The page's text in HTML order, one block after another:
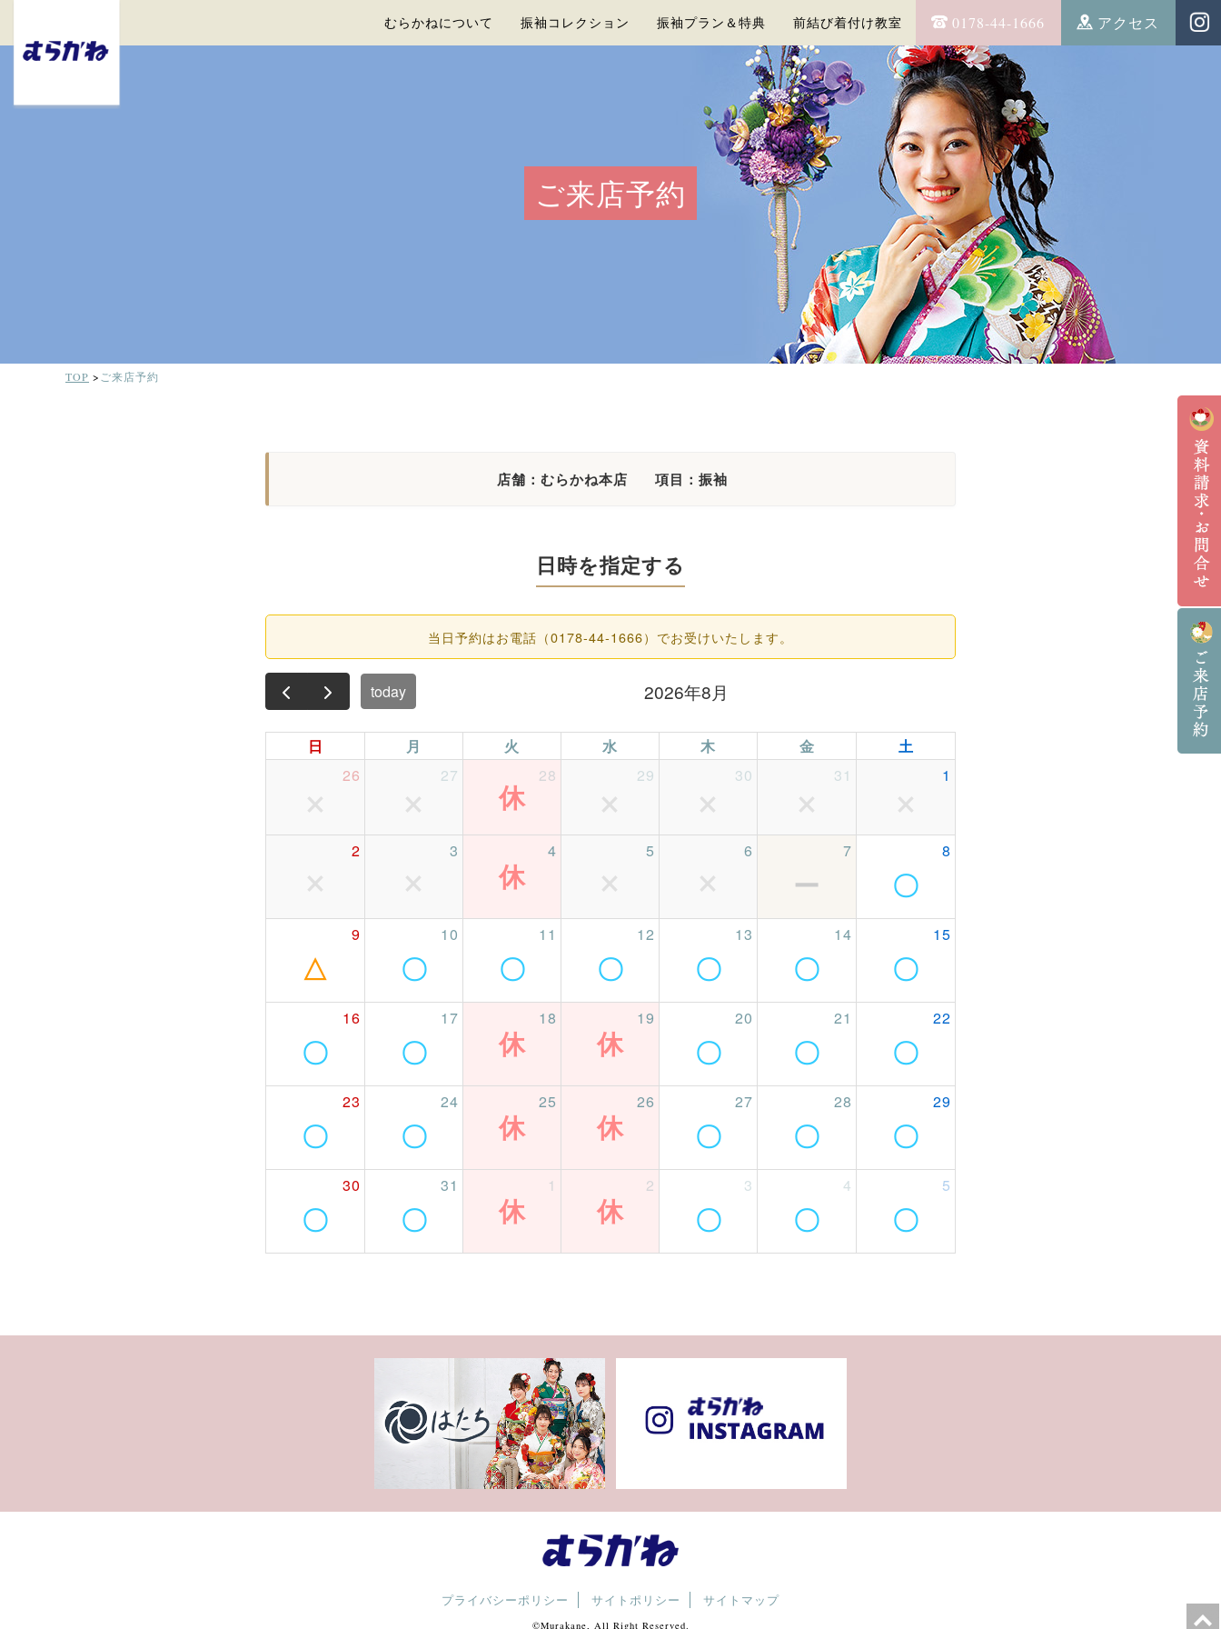
むらかねについて 振袖コレクション 振袖プラン＆特典 前結び着付け教室 0178-44-1666 アクセス
ご来店予約
TOP ご来店予約
店舗：むらかね本店 項目：振袖
日時を指定する
当日予約はお電話（0178-44-1666）でお受けいたします。
today 2026年8月
日 月 火 水 木 金
土
26
27 28 29 30 31 1
2 3 4 5 6 7
ー
8
〇
9
△
10
〇
11
〇
12
〇
13
〇
14
〇
15
〇
16
〇
17
〇
18 19 20
〇
21
〇
22
〇
23
〇
24
〇
25 26 27
〇
28
〇
29
〇
30
〇
31
〇
1 2 3
〇
4
〇
5
〇
プライバシーポリシー サイトポリシー サイトマップ
©Murakane, All Right Reserved.